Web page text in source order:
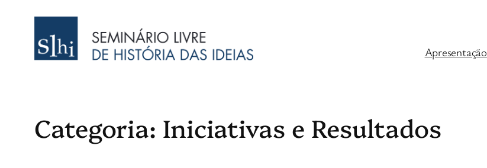
conteúdo
Apresentação
Categoria: Iniciativas e Resultados